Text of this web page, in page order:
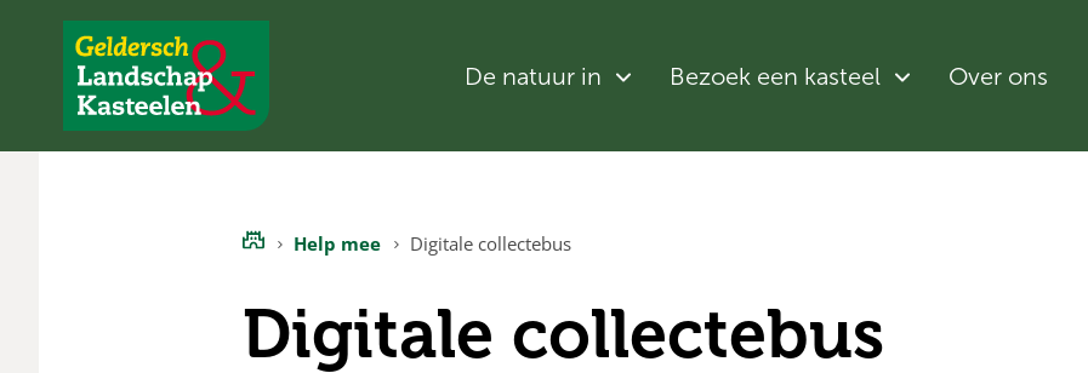
Geldersch
Landschap
en
De natuur in Bezoek een kasteel Over ons
Help mee Digitale collectebus
Digitale collectebus